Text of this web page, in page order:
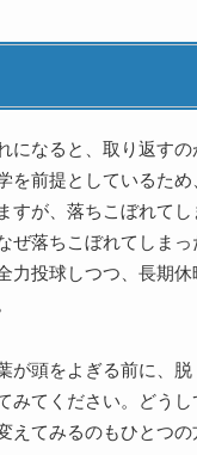
になると、取り返す
を前提としているた
すが、落ちこぼれて
ぜ落ちこぼれてしま
力投球しつつ、長期
が頭をよぎる前に、脱
みてください。どう
えてみるのもひとつの